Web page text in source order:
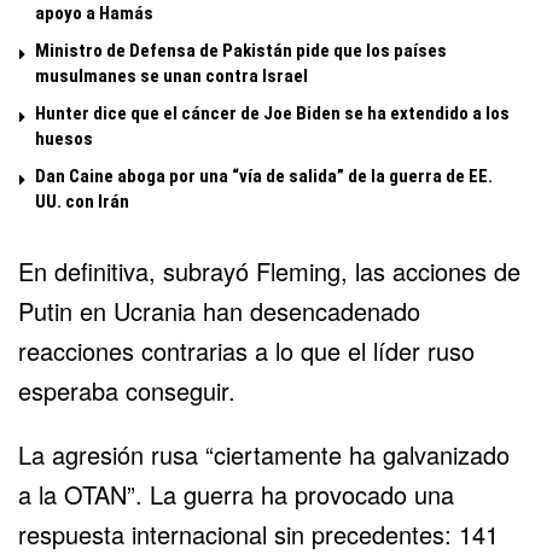
apoyo a Hamás
Ministro de Defensa de Pakistán pide que los países
musulmanes se unan contra Israel
Hunter dice que el cáncer de Joe Biden se ha extendido a los
huesos
Dan Caine aboga por una “vía de salida” de la guerra de EE.
UU. con Irán
En definitiva, subrayó Fleming, las acciones de
Putin en Ucrania han desencadenado
reacciones contrarias a lo que el líder ruso
esperaba conseguir.
La agresión rusa “ciertamente ha galvanizado
a la OTAN”. La guerra ha provocado una
respuesta internacional sin precedentes: 141